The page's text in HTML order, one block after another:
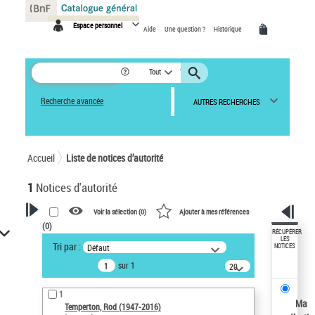
Espace personnel Aide Une question ? Historique
Tout
Recherche avancée AUTRES RECHERCHES
Accueil Liste de notices d’autorité
1 Notices d'autorité
VOTRE RECHERCHE
Recherche avancée dans les
notices d’autorité
Œuvres liées à l'auteur :
Temperton, Rod (1947-2016)
Voir la sélection (0) Ajouter à mes références
(0)
Tri par : Défaut
sur 1
20
résultats/page
1
Temperton, Rod (1947-2016)
RÉCUPÉRER
LES
NOTICES
Ma
Panneau de gestion des cookies